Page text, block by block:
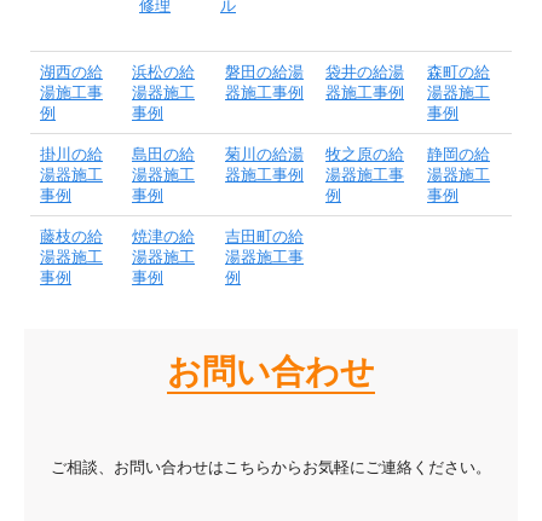
修理
ル
湖西の給
湯施工事
例
浜松の給
湯器施工
事例
磐田の給湯
器施工事例
袋井の給湯
器施工事例
森町の給
湯器施工
事例
掛川の給
湯器施工
事例
島田の給
湯器施工
事例
菊川の給湯
器施工事例
牧之原の給
湯器施工事
例
静岡の給
湯器施工
事例
藤枝の給
湯器施工
事例
焼津の給
湯器施工
事例
吉田町の給
湯器施工事
例
お問い合わせ
ご相談、お問い合わせはこちらからお気軽にご連絡ください。